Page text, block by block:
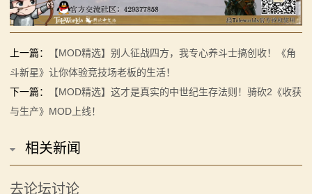
上一篇：
【MOD精选】别人征战四方，我专心养斗士搞创收！《角
斗新星》让你体验竞技场老板的生活！
下一篇：
【MOD精选】这才是真实的中世纪生存法则！骑砍2《收获
与生产》MOD上线！
相关新闻
去论坛讨论